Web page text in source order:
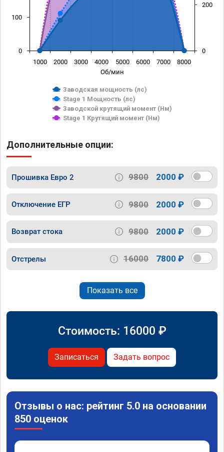
Об/мин
Заводская мощность (лс)
Stage 1 Мощность (лс)
Заводской крутящий момент (Нм)
Stage 1 Крутящий момент (Нм)
1000 2000 3000 4000 5000 6000 7000 8000
0
100
0
200
Дополнительные опции:
Прошивка Евро 2 9800 2000 ₽
Отключение ЕГР 9800 2000 ₽
Возврат стока 9800 2000 ₽
Отстрелы 16000 7800 ₽
Показать все
Стоимость: 16000 ₽
Записаться Задать вопрос
Отзывы о нас: рейтинг 5.0 на основании
850 оценок